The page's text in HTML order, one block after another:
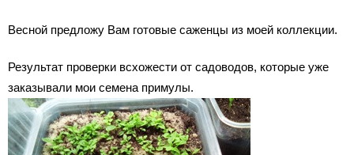
Весной предложу Вам готовые саженцы из моей коллекции.
Результат проверки всхожести от садоводов, которые уже
заказывали мои семена примулы.